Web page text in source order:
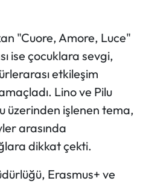
"Cuore, Amore, Luce"
ise çocuklara sevgi,
etkileşim
Lino ve Pilu
üzerinden işlenen tema,
arasında
dikkat çekti.
Erasmus+ ve